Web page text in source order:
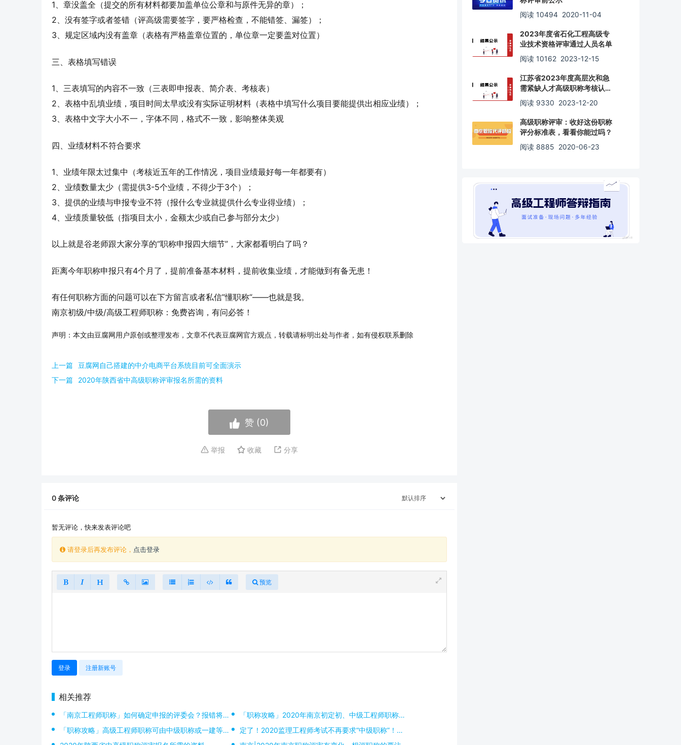
1、章没盖全（提交的所有材料都要加盖单位公章和与原件无异的章）；
2、没有签字或者签错（评高级需要签字，要严格检查，不能错签、漏签）；
3、规定区域内没有盖章（表格有严格盖章位置的，单位章一定要盖对位置）
三、表格填写错误
1、三表填写的内容不一致（三表即申报表、简介表、考核表）
2、表格中乱填业绩，项目时间太早或没有实际证明材料（表格中填写什么项目要能提供出相应业绩）；
3、表格中文字大小不一，字体不同，格式不一致，影响整体美观
四、业绩材料不符合要求
1、业绩年限太过集中（考核近五年的工作情况，项目业绩最好每一年都要有）
2、业绩数量太少（需提供3-5个业绩，不得少于3个）；
3、提供的业绩与申报专业不符（报什么专业就提供什么专业得业绩）；
4、业绩质量较低（指项目太小，金额太少或自己参与部分太少）
以上就是谷老师跟大家分享的“职称申报四大细节”，大家都看明白了吗？
距离今年职称申报只有4个月了，提前准备基本材料，提前收集业绩，才能做到有备无患！
有任何职称方面的问题可以在下方留言或者私信”懂职称“——也就是我。
南京初级/中级/高级工程师职称：免费咨询，有问必答！
声明：本文由豆腐网用户原创或整理发布，文章不代表豆腐网官方观点，转载请标明出处与作者，如有侵权联系删除
上一篇
豆腐网自己搭建的中介电商平台系统目前可全面演示
下一篇
2020年陕西省中高级职称评审报名所需的资料
赞 (0)
举报 收藏 分享
0条评论
暂无评论，快来发表评论吧
请登录后再发布评论， 点击登录
预览
登录 注册新账号
相关推荐
「南京工程师职称」如何确定申报的评委会？报错将无法通过评审！
「职称攻略」2020年南京初定初、中级工程师职称申报要求与流程
「职称攻略」高级工程师职称可由中级职称或一建等职业资格证书晋升
定了！2020监理工程师考试不再要求“中级职称”！大专即可报考
阅读 10494 2020-11-04
2023年度省石化工程高级专
业技术资格评审通过人员名单
阅读 10162 2023-12-15
江苏省2023年度高层次和急
需紧缺人才高级职称考核认定
通过人员名单
阅读 9330 2023-12-20
高级职称评审：收好这份职称
评分标准表，看看你能过吗？
阅读 8885 2020-06-23